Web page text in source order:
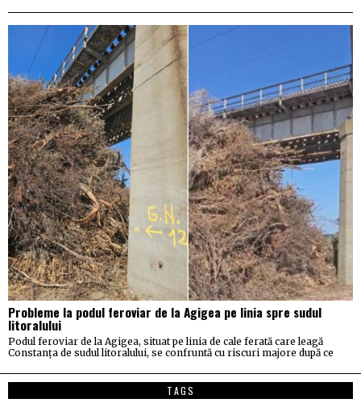
Probleme la podul feroviar de la Agigea pe linia spre sudul
litoralului
Podul feroviar de la Agigea, situat pe linia de cale ferată care leagă
Constanța de sudul litoralului, se confruntă cu riscuri majore după ce
TAGS